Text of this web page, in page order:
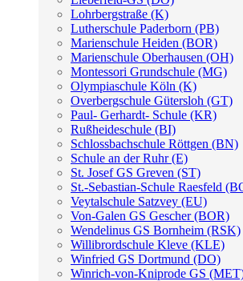
Lohrbergstraße (K)
Lutherschule Paderborn (PB)
Marienschule Heiden (BOR)
Marienschule Oberhausen (OH)
Montessori Grundschule (MG)
Olympiaschule Köln (K)
Overbergschule Gütersloh (GT)
Paul- Gerhardt- Schule (KR)
Rußheideschule (BI)
Schlossbachschule Röttgen (BN)
Schule an der Ruhr (E)
St. Josef GS Greven (ST)
St.-Sebastian-Schule Raesfeld
Veytalschule Satzvey (EU)
Von-Galen GS Gescher (BOR)
Wendelinus GS Bornheim (RSK)
Willibrordschule Kleve (KLE)
Winfried GS Dortmund (DO)
Winrich-von-Kniprode GS